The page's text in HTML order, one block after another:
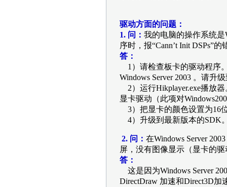
驱动方面的问题：
1. 问： 我的电脑的操作系统是
序时，报“Cann’t Init DSPs”
答：
1）请检查板卡的驱动程序
Windows Server 2003 。请升
2）运行Hikplayer.exe播放
显卡驱动（此项对
3）把显卡的颜色设置为16
4）升级到最新版本的SDK
2. 问： 在Windows Server
屏，没有图像显示（显卡的
答：
这是因为Windows Server
DirectDraw 加速和Direct3D加